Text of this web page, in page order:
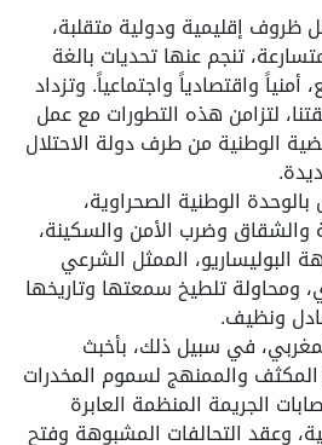
إقليمية ودولية متقلبة،
تنجم عنها تحديات بالغة
واقتصادياً واجتماعياً. وتزداد
لتزامن هذه التطورات مع عمل
الوطنية من طرف دولة الاحتلال
الوطنية الصحراوية،
والشقاق وضرب الأمن والسكينة،
الممثل الشرعي
ومحاولة تلطيخ سمعتها وتاريخها
ونظيف.
في سبيل ذلك، بأخبث
المكثف والممنهج لسموم المخدرات
الجريمة المنظمة العابرة
وعقد التحالفات المشبوهة وفتح